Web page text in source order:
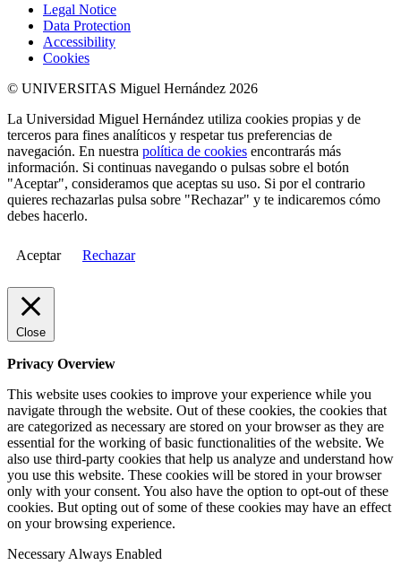
Legal Notice
Data Protection
Accessibility
Cookies
© UNIVERSITAS Miguel Hernández 2026
La Universidad Miguel Hernández utiliza cookies propias y de
terceros para fines analíticos y respetar tus preferencias de
navegación. En nuestra política de cookies encontrarás más
información. Si continuas navegando o pulsas sobre el botón
"Aceptar", consideramos que aceptas su uso. Si por el contrario
quieres rechazarlas pulsa sobre "Rechazar" y te indicaremos cómo
debes hacerlo.
Aceptar Rechazar
Close
Privacy Overview
This website uses cookies to improve your experience while you
navigate through the website. Out of these cookies, the cookies that
are categorized as necessary are stored on your browser as they are
essential for the working of basic functionalities of the website. We
also use third-party cookies that help us analyze and understand how
you use this website. These cookies will be stored in your browser
only with your consent. You also have the option to opt-out of these
cookies. But opting out of some of these cookies may have an effect
on your browsing experience.
Necessary Always Enabled